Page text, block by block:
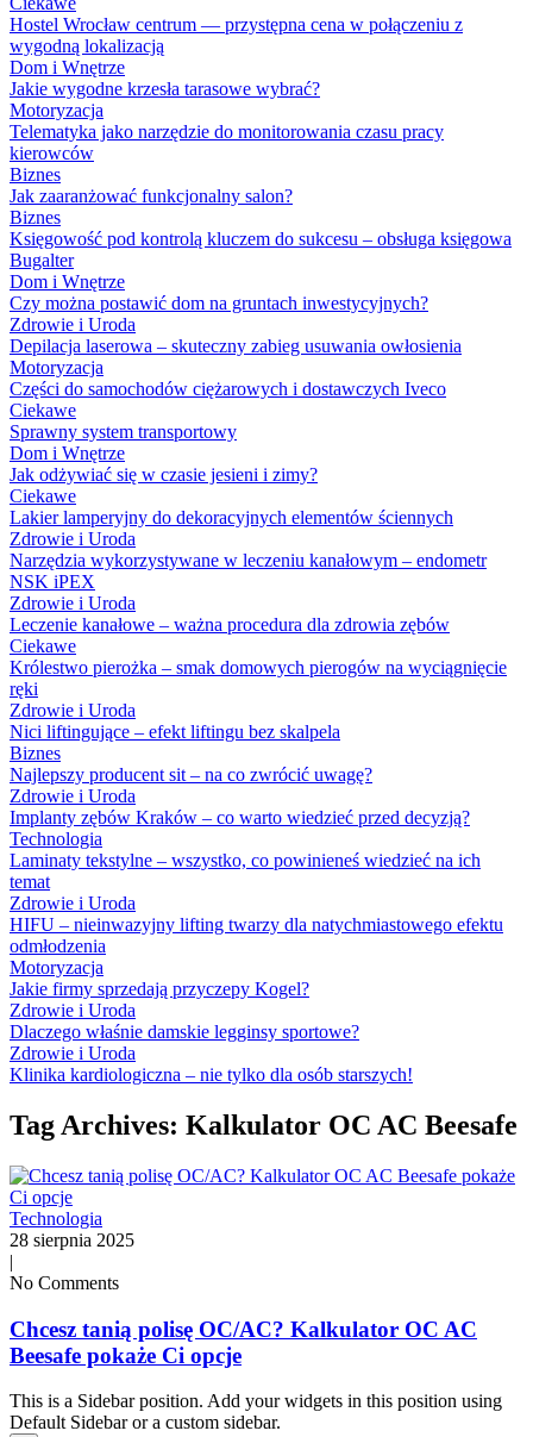
Hostel Wrocław centrum — przystępna cena w połączeniu z
wygodną lokalizacją
Dom i Wnętrze
Jakie wygodne krzesła tarasowe wybrać?
Motoryzacja
Telematyka jako narzędzie do monitorowania czasu pracy
kierowców
Biznes
Jak zaaranżować funkcjonalny salon?
Biznes
Księgowość pod kontrolą kluczem do sukcesu – obsługa księgowa
Bugalter
Dom i Wnętrze
Czy można postawić dom na gruntach inwestycyjnych?
Zdrowie i Uroda
Depilacja laserowa – skuteczny zabieg usuwania owłosienia
Motoryzacja
Części do samochodów ciężarowych i dostawczych Iveco
Ciekawe
Sprawny system transportowy
Dom i Wnętrze
Jak odżywiać się w czasie jesieni i zimy?
Ciekawe
Lakier lamperyjny do dekoracyjnych elementów ściennych
Zdrowie i Uroda
Narzędzia wykorzystywane w leczeniu kanałowym – endometr
NSK iPEX
Zdrowie i Uroda
Leczenie kanałowe – ważna procedura dla zdrowia zębów
Ciekawe
Królestwo pierożka – smak domowych pierogów na wyciągnięcie
ręki
Zdrowie i Uroda
Nici liftingujące – efekt liftingu bez skalpela
Biznes
Najlepszy producent sit – na co zwrócić uwagę?
Zdrowie i Uroda
Implanty zębów Kraków – co warto wiedzieć przed decyzją?
Technologia
Laminaty tekstylne – wszystko, co powinieneś wiedzieć na ich
temat
Zdrowie i Uroda
HIFU – nieinwazyjny lifting twarzy dla natychmiastowego efektu
odmłodzenia
Motoryzacja
Jakie firmy sprzedają przyczepy Kogel?
Zdrowie i Uroda
Dlaczego właśnie damskie legginsy sportowe?
Zdrowie i Uroda
Klinika kardiologiczna – nie tylko dla osób starszych!
Tag Archives: Kalkulator OC AC Beesafe
Technologia
28 sierpnia 2025
|
No Comments
Chcesz tanią polisę OC/AC? Kalkulator OC AC
Beesafe pokaże Ci opcje
This is a Sidebar position. Add your widgets in this position using
Default Sidebar or a custom sidebar.